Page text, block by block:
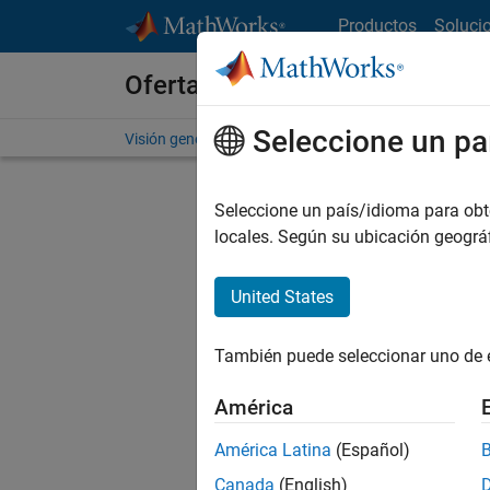
Productos
Ofertas de empleo en
Visión general Búsqueda de empleo Oficinas
No se
Seleccione un
Seleccione un país/idioma para
locales. Según su ubicación
United States
También puede seleccionar uno
América
América Latina (Español)
Canada (English)